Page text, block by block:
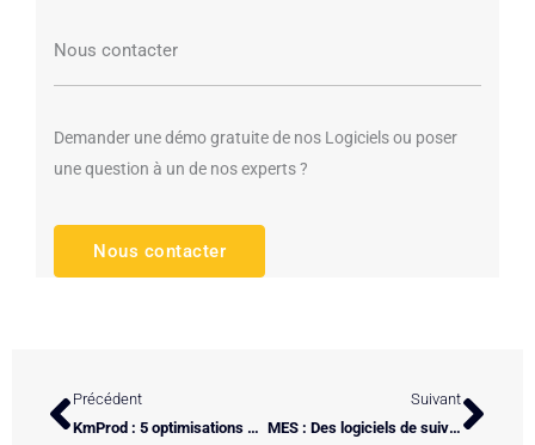
Nous contacter
Demander une démo gratuite de nos Logiciels ou poser
une question à un de nos experts ?
Nous contacter
Précédent
KmProd : 5 optimisations d’un logiciel MES dans un atelier de production
Suivant
MES : Des logiciels de suivi pour économiser de l’énergie et mieux gérer sa consommation énergétique